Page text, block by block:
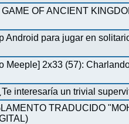
OF ANCIENT
Android para jugar en
Meeple] 2x33 (57):
interesaría un trivial
TRADUCIDO